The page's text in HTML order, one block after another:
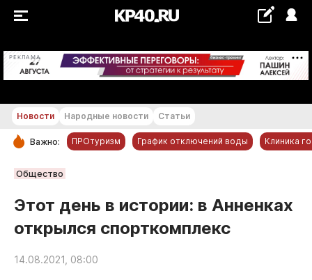
РЕКЛАМА +15...+16 °С
РУБРИКИ
Новости компаний
Статьи
Народные новости
Новости Народные новости Статьи
Важно: ПРОтуризм График отключений воды Клиника
Общество
Этот день в истории: в Анненках
открылся спорткомплекс
14.08.2021, 08:00